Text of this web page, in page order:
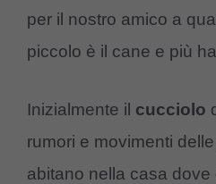
per il nostro amico a
piccolo è il cane e più
Inizialmente il cucciolo
rumori e movimenti
abitano nella casa dove